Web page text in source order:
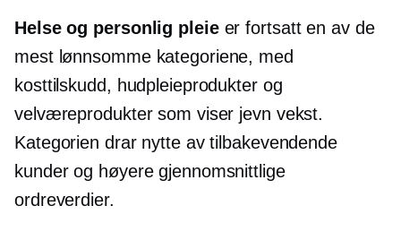
Helse og personlig pleieer fortsatt en av de
mest lønnsomme kategoriene, med
kosttilskudd, hudpleieprodukter og
velværeprodukter som viser jevn vekst.
Kategorien drar nytte av tilbakevendende
kunder og høyere gjennomsnittlige
ordreverdier.